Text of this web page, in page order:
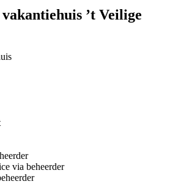
’t Veilige
via beheerder